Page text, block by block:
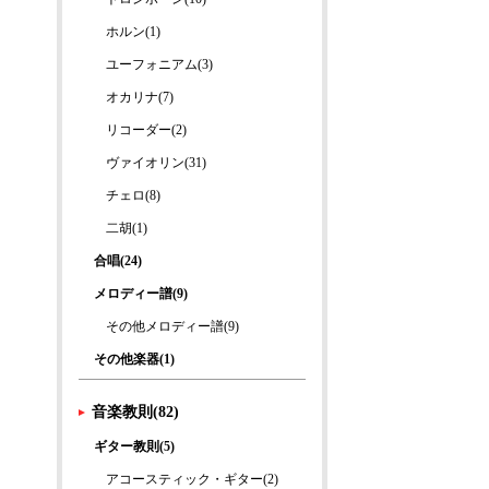
ホルン(1)
ユーフォニアム(3)
オカリナ(7)
リコーダー(2)
ヴァイオリン(31)
チェロ(8)
二胡(1)
合唱(24)
メロディー譜(9)
その他メロディー譜(9)
その他楽器(1)
音楽教則(82)
ギター教則(5)
アコースティック・ギター(2)